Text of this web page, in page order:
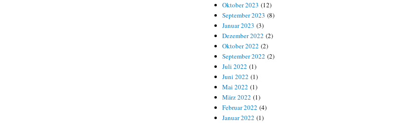
Oktober 2023 (12)
September 2023 (8)
Januar 2023 (3)
Dezember 2022 (2)
Oktober 2022 (2)
September 2022 (2)
Juli 2022 (1)
Juni 2022 (1)
Mai 2022 (1)
März 2022 (1)
Februar 2022 (4)
Januar 2022 (1)